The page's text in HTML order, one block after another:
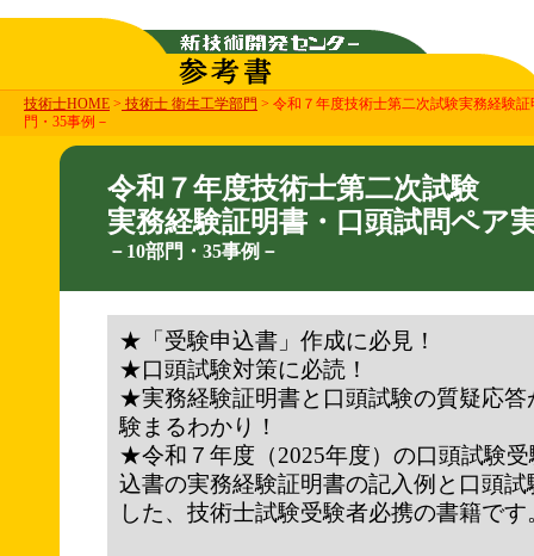
技術士HOME > 技術士 衛生工学部門 > 令和７年度技術士第二次試験実務経験
門・35事例－
令和７年度技術士第二次試験
実務経験証明書・口頭試問ペア
－10部門・35事例－
★「受験申込書」作成に必見！
★口頭試験対策に必読！
★実務経験証明書と口頭試験の質疑応答
験まるわかり！
★令和７年度（2025年度）の口頭試験
込書の実務経験証明書の記入例と口頭
した、技術士試験受験者必携の書籍です